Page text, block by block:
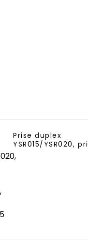
Prise duplex
YSR015/YSR020,
de courant
diversifiée, fiches